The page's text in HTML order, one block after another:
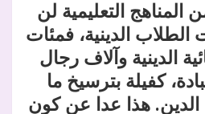
المناهج التعليمية لن
الدينية، فمئات
الدينية وآلاف رجال
كفيلة بترسيخ ما
الدين. هذا عدا عن كون